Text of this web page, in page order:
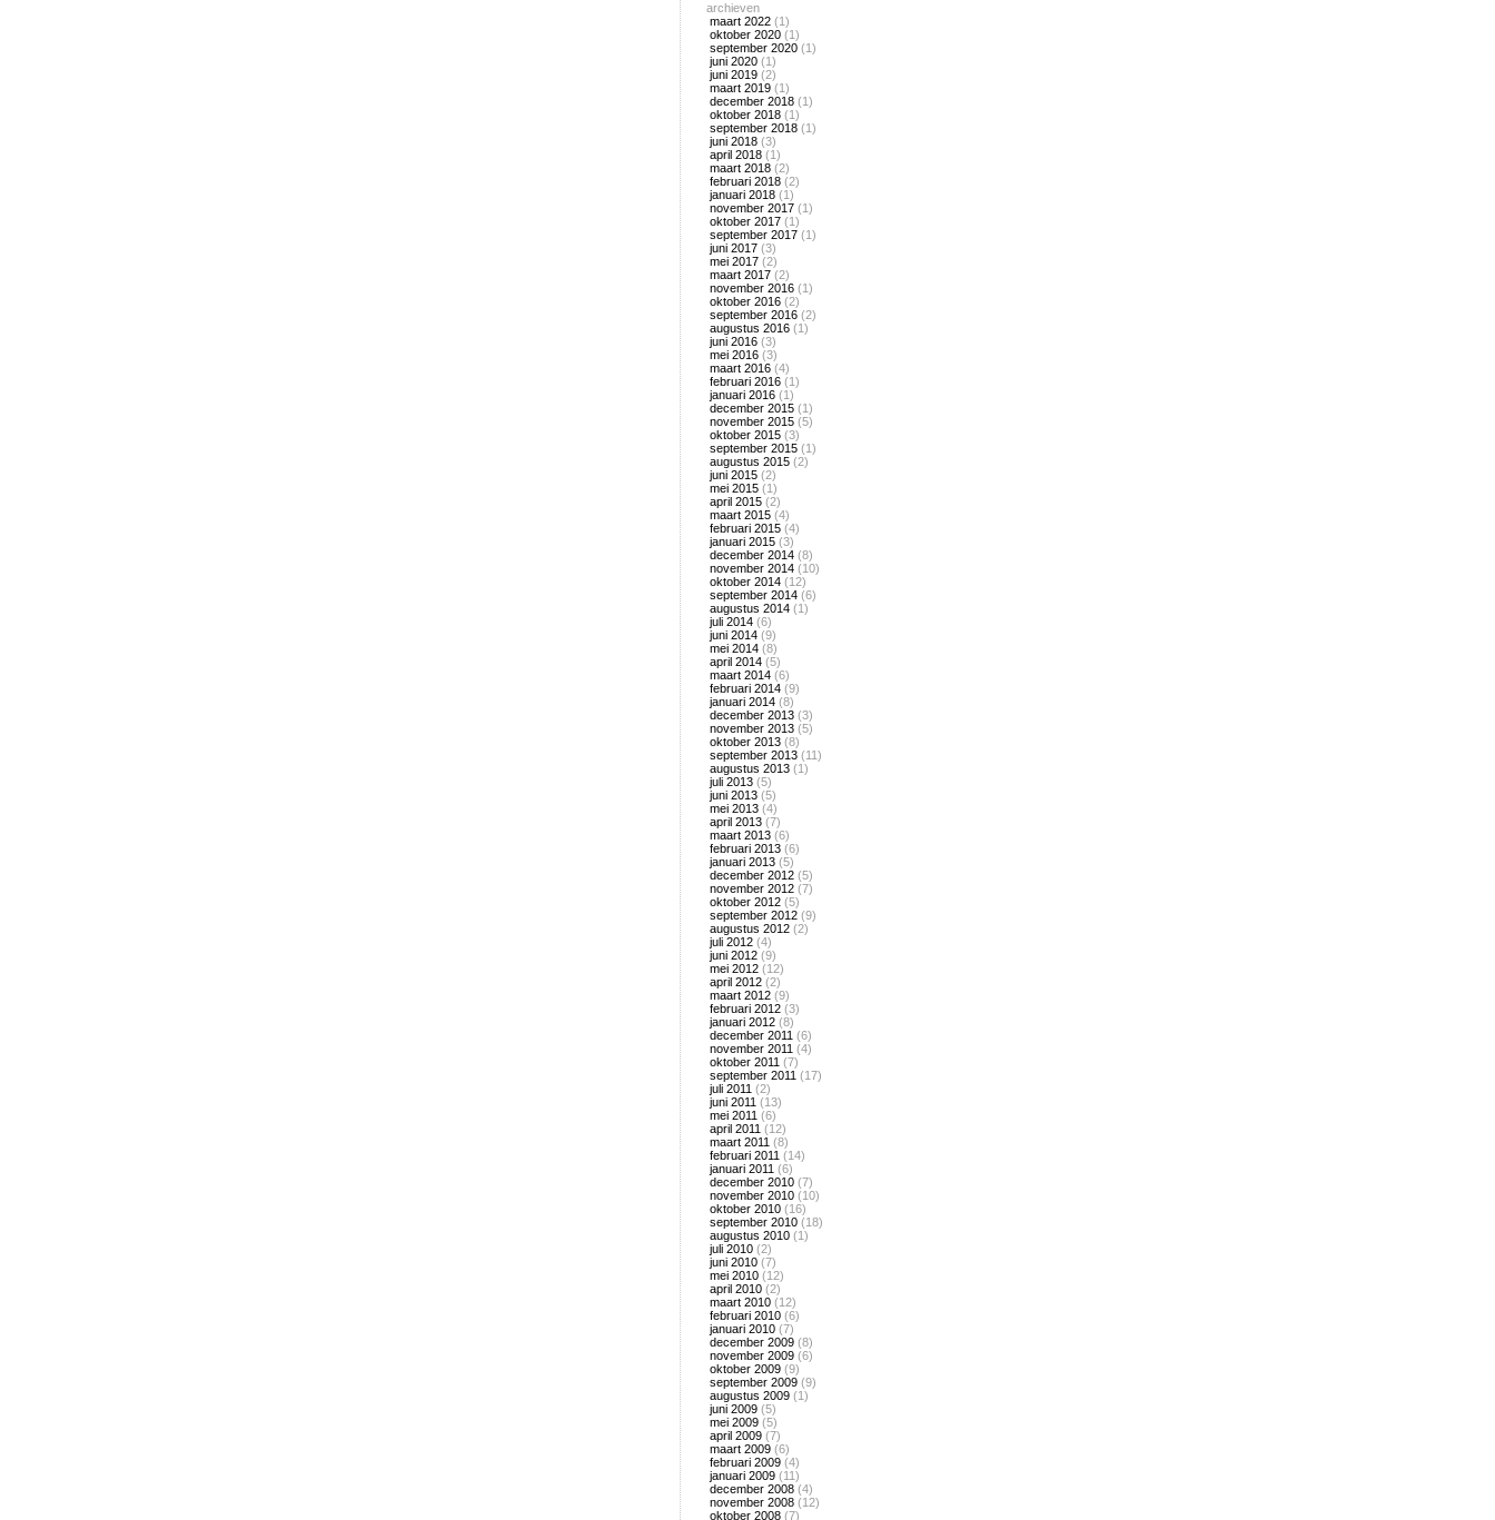
archieven
maart 2022 (1)
oktober 2020 (1)
september 2020 (1)
juni 2020 (1)
juni 2019 (2)
maart 2019 (1)
december 2018 (1)
oktober 2018 (1)
september 2018 (1)
juni 2018 (3)
april 2018 (1)
maart 2018 (2)
februari 2018 (2)
januari 2018 (1)
november 2017 (1)
oktober 2017 (1)
september 2017 (1)
juni 2017 (3)
mei 2017 (2)
maart 2017 (2)
november 2016 (1)
oktober 2016 (2)
september 2016 (2)
augustus 2016 (1)
juni 2016 (3)
mei 2016 (3)
maart 2016 (4)
februari 2016 (1)
januari 2016 (1)
december 2015 (1)
november 2015 (5)
oktober 2015 (3)
september 2015 (1)
augustus 2015 (2)
juni 2015 (2)
mei 2015 (1)
april 2015 (2)
maart 2015 (4)
februari 2015 (4)
januari 2015 (3)
december 2014 (8)
november 2014 (10)
oktober 2014 (12)
september 2014 (6)
augustus 2014 (1)
juli 2014 (6)
juni 2014 (9)
mei 2014 (8)
april 2014 (5)
maart 2014 (6)
februari 2014 (9)
januari 2014 (8)
december 2013 (3)
november 2013 (5)
oktober 2013 (8)
september 2013 (11)
augustus 2013 (1)
juli 2013 (5)
juni 2013 (5)
mei 2013 (4)
april 2013 (7)
maart 2013 (6)
februari 2013 (6)
januari 2013 (5)
december 2012 (5)
november 2012 (7)
oktober 2012 (5)
september 2012 (9)
augustus 2012 (2)
juli 2012 (4)
juni 2012 (9)
mei 2012 (12)
april 2012 (2)
maart 2012 (9)
februari 2012 (3)
januari 2012 (8)
december 2011 (6)
november 2011 (4)
oktober 2011 (7)
september 2011 (17)
juli 2011 (2)
juni 2011 (13)
mei 2011 (6)
april 2011 (12)
maart 2011 (8)
februari 2011 (14)
januari 2011 (6)
december 2010 (7)
november 2010 (10)
oktober 2010 (16)
september 2010 (18)
augustus 2010 (1)
juli 2010 (2)
juni 2010 (7)
mei 2010 (12)
april 2010 (2)
maart 2010 (12)
februari 2010 (6)
januari 2010 (7)
december 2009 (8)
november 2009 (6)
oktober 2009 (9)
september 2009 (9)
augustus 2009 (1)
juni 2009 (5)
mei 2009 (5)
april 2009 (7)
maart 2009 (6)
februari 2009 (4)
januari 2009 (11)
december 2008 (4)
november 2008 (12)
oktober 2008 (7)